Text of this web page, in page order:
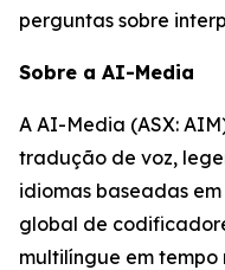
perguntas sobre
Sobre a AI-Media
A AI-Media (ASX:
tradução de voz,
idiomas baseadas
global de
multilíngue em